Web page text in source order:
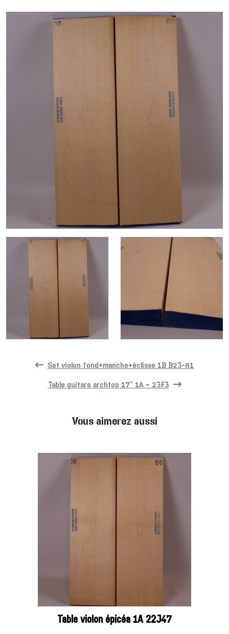
Set violon fond+manche+éclisse 1B B23-81
Table guitare archtop 17″ 1A – 23F3
Vous aimerez aussi
Table violon épicéa 1A 22J47